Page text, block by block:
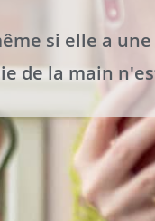
si elle a
de la main